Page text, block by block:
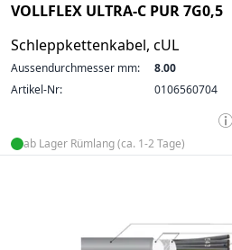
VOLLFLEX ULTRA-C PUR 7G0,5
Schleppkettenkabel, cUL
Aussendurchmesser mm:
8.00
Artikel-Nr:
0106560704
ab Lager Rümlang (ca. 1-2 Tage)